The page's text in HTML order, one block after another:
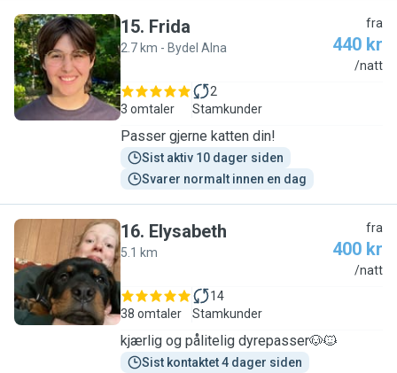
F
15. Frida
2.7 km - Bydel Alna
fra
440 kr
/natt
3 omtaler
2
Stamkunder
Passer gjerne katten din!
Sist aktiv 10 dager siden
Svarer normalt innen en dag
E
16. Elysabeth
5.1 km
fra
400 kr
/natt
38 omtaler
14
Stamkunder
kjærlig og pålitelig dyrepasser🐶🐱
Sist kontaktet 4 dager siden